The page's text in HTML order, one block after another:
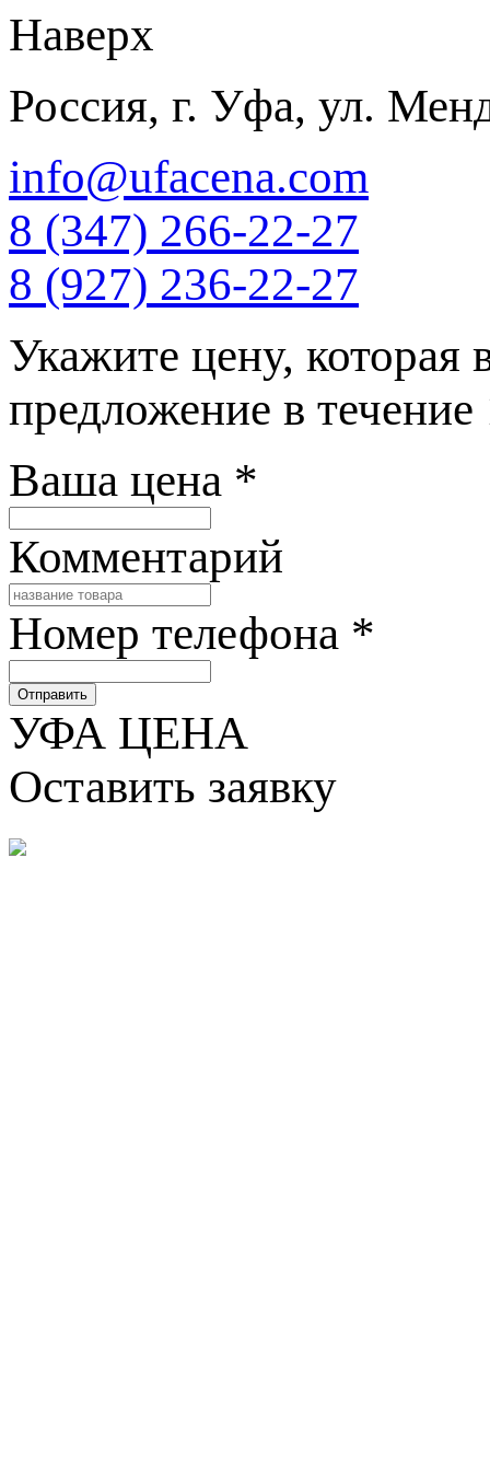
Наверх
Россия, г. Уфа, ул.
info@ufacena.com
8 (347) 266‑22‑27
8 (927) 236‑22‑27
Укажите цену,
предложение в
Ваша цена *
Комментарий
Номер телефона *
Отправить
УФА ЦЕНА
Оставить заявку